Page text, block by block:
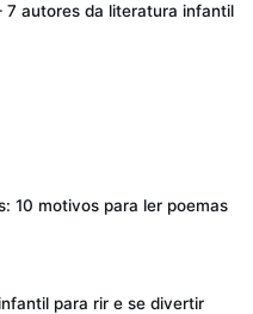
7 autores da literatura infantil
10 motivos para ler poemas
para rir e se divertir